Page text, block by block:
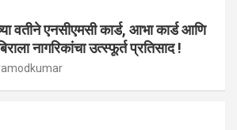
वतीने एनसीएमसी कार्ड, आभा कार्ड आणि
नागरिकांचा उत्स्फूर्त प्रतिसाद !